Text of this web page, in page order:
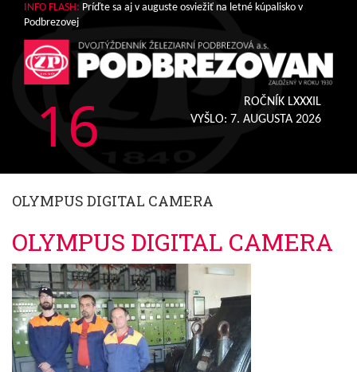
INFO FLASH: Príďte sa aj v auguste osviežiť na letné kúpalisko v
Podbrezovej
16
ROČNÍK LXXXIL
VYŠLO: 7. AUGUSTA 2026
OLYMPUS DIGITAL CAMERA
OLYMPUS DIGITAL CAMERA